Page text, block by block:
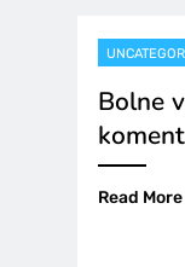
Bolne
Read More